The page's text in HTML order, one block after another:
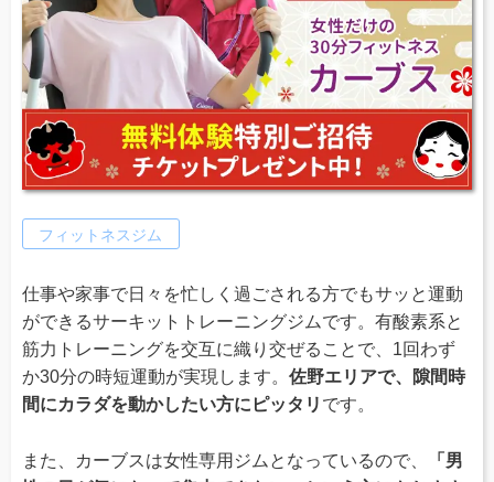
フィットネスジム
仕事や家事で日々を忙しく過ごされる方でもサッと運動
ができるサーキットトレーニングジムです。有酸素系と
筋力トレーニングを交互に織り交ぜることで、1回わず
か30分の時短運動が実現します。 佐野エリアで、隙間時
間にカラダを動かしたい方にピッタリ です。
また、カーブスは女性専用ジムとなっているので、
「男